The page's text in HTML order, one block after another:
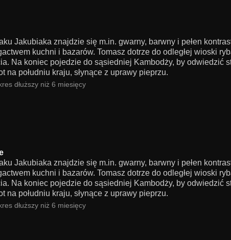
Jakubiaka znajdzie się m.in. gwarny, barwny i pełen
kuchni i bazarów. Tomasz dotrze do odległej wioski
Na koniec pojedzie do sąsiedniej Kambodży, by odwiedzić
na południu kraju, słynące z uprawy pieprzu.
dłuższy niż 6 miesięcy
Jakubiaka znajdzie się m.in. gwarny, barwny i pełen
kuchni i bazarów. Tomasz dotrze do odległej wioski
Na koniec pojedzie do sąsiedniej Kambodży, by odwiedzić
na południu kraju, słynące z uprawy pieprzu.
dłuższy niż 6 miesięcy